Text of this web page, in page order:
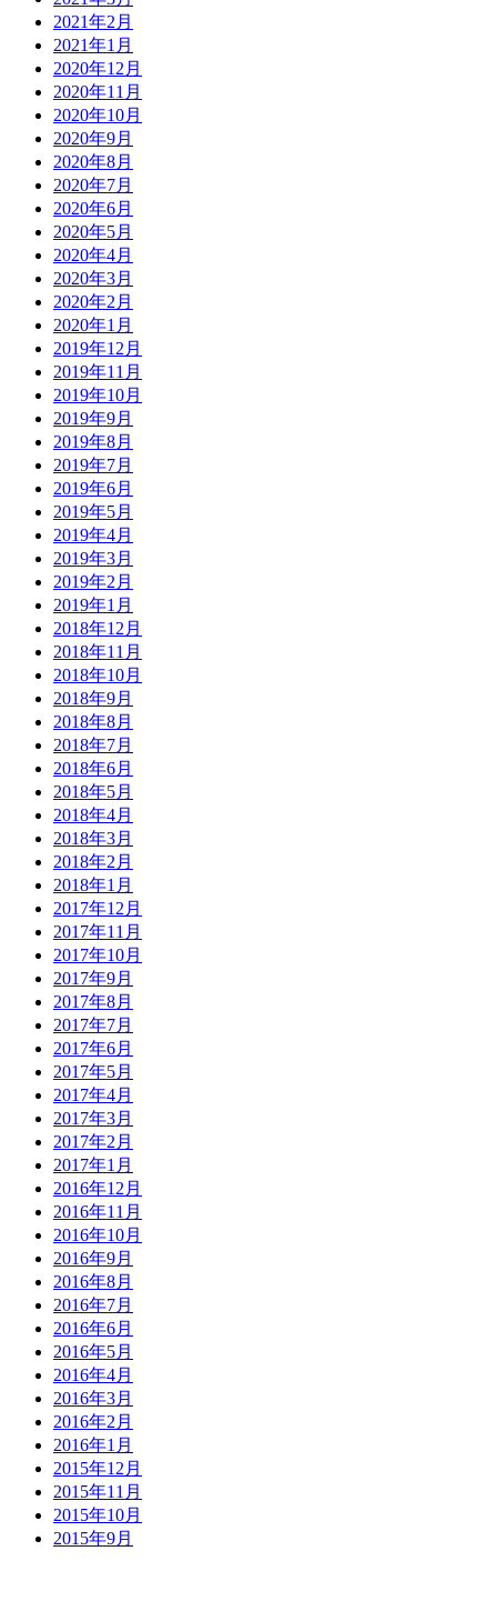
2021年2月
2021年1月
2020年12月
2020年11月
2020年10月
2020年9月
2020年8月
2020年7月
2020年6月
2020年5月
2020年4月
2020年3月
2020年2月
2020年1月
2019年12月
2019年11月
2019年10月
2019年9月
2019年8月
2019年7月
2019年6月
2019年5月
2019年4月
2019年3月
2019年2月
2019年1月
2018年12月
2018年11月
2018年10月
2018年9月
2018年8月
2018年7月
2018年6月
2018年5月
2018年4月
2018年3月
2018年2月
2018年1月
2017年12月
2017年11月
2017年10月
2017年9月
2017年8月
2017年7月
2017年6月
2017年5月
2017年4月
2017年3月
2017年2月
2017年1月
2016年12月
2016年11月
2016年10月
2016年9月
2016年8月
2016年7月
2016年6月
2016年5月
2016年4月
2016年3月
2016年2月
2016年1月
2015年12月
2015年11月
2015年10月
2015年9月